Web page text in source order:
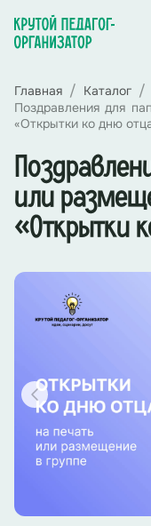
Главная
Каталог
Поздравления для
«Открытки ко дню
или
«Открытки